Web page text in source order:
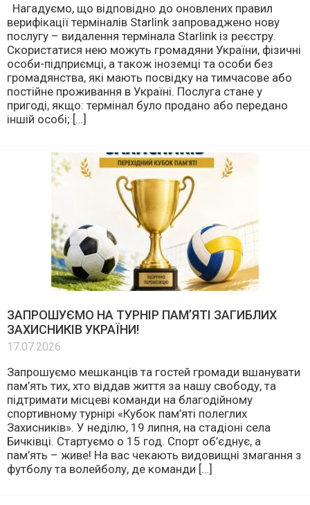
Нагадуємо, що відповідно до оновлених правил
верифікації терміналів Starlink запроваджено нову
послугу – видалення термінала Starlink із реєстру.
Скористатися нею можуть громадяни України, фізичні
особи-підприємці, а також іноземці та особи без
громадянства, які мають посвідку на тимчасове або
постійне проживання в Україні. Послуга стане у
пригоді, якщо: термінал було продано або передано
іншій особі; […]
ЗАПРОШУЄМО НА ТУРНІР ПАМ’ЯТІ ЗАГИБЛИХ
ЗАХИСНИКІВ УКРАЇНИ!
17.07.2026
Запрошуємо мешканців та гостей громади вшанувати
пам’ять тих, хто віддав життя за нашу свободу, та
підтримати місцеві команди на благодійному
спортивному турнірі «Кубок пам’яті полеглих
Захисників». У неділю, 19 липня, на стадіоні села
Бичківці. Стартуємо о 15 год. Спорт об’єднує, а
пам’ять – живе! На вас чекають видовищні змагання з
футболу та волейболу, де команди […]